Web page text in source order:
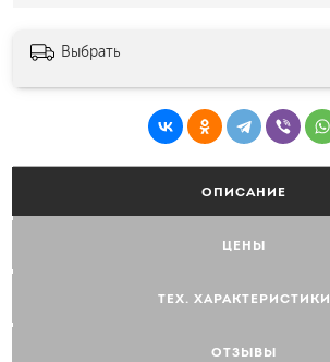
Выбрать
ОПИСАНИЕ
ЦЕНЫ
ТЕХ. ХАРАКТЕРИСТИКИ
ОТЗЫВЫ